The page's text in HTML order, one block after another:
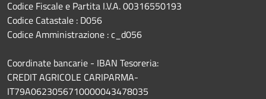
Codice Fiscale e Partita I.V.A. 00316550193
Codice Catastale : D056
Codice Amministrazione : c_d056
Coordinate bancarie - IBAN Tesoreria:
CREDIT AGRICOLE CARIPARMA-
IT79A0623056710000043478035